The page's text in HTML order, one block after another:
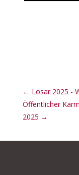
← Losar 2025 -
Öffentlicher
2025 →